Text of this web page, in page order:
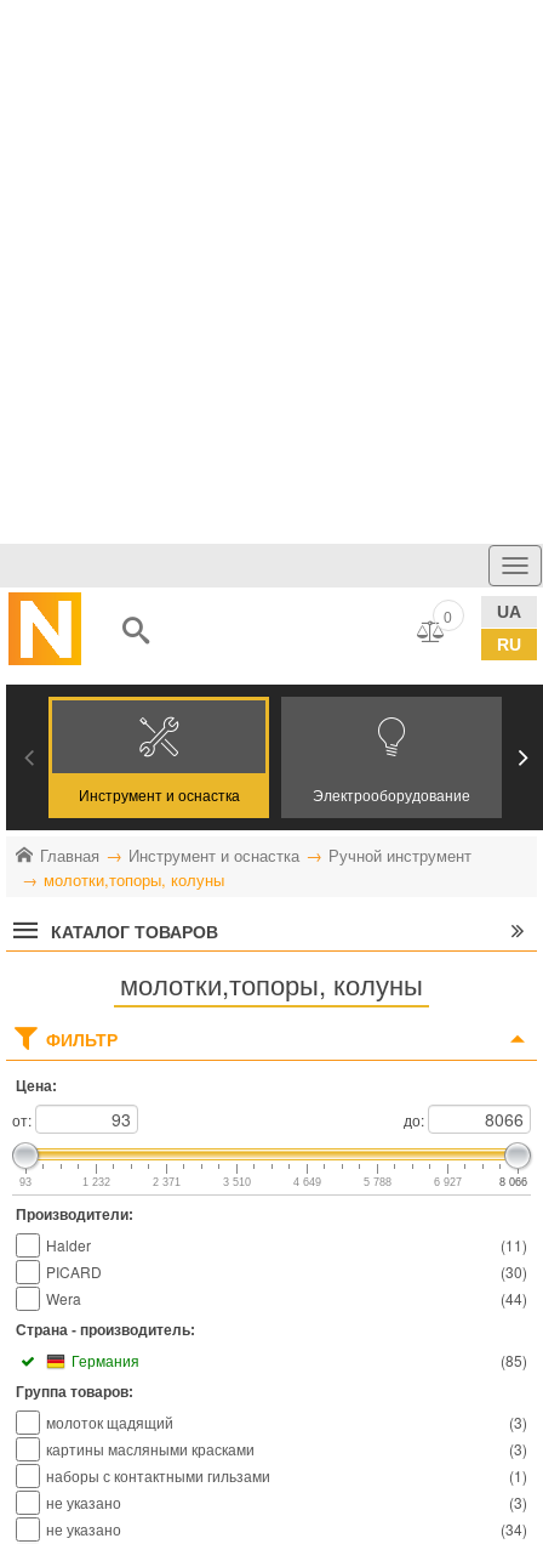
UA
RU
0
Инструмент и оснастка Электрооборудование
Главная Инструмент и оснастка
Ручной инструмент
молотки,топоры, колуны
КАТАЛОГ ТОВАРОВ
молотки,топоры, колуны
ФИЛЬТР
Цена:
от: до:
93 1 232 2 371 3 510 4 649 5 788 6 927 8 066
Производители:
(11)
Halder
(30)
PICARD
(44)
Wera
Страна - производитель:
(85)
Германия
Группа товаров:
(3)
молоток щадящий
(3)
картины масляными красками
(1)
наборы с контактными гильзами
(3)
не указано
(34)
не указано